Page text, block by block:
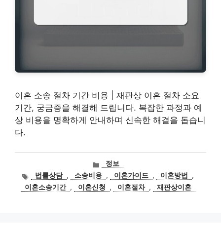
이혼 소송 절차 기간 비용 | 재판상 이혼 절차 소요
기간, 궁금증을 해결해 드립니다. 복잡한 과정과 예
상 비용을 명확하게 안내하며 신속한 해결을 돕습니
다.
카
테
고
리
정보
태
그
법률상담 , 소송비용 , 이혼가이드 , 이혼방법
,
이혼소송기간 , 이혼신청 , 이혼절차 , 재판상이혼